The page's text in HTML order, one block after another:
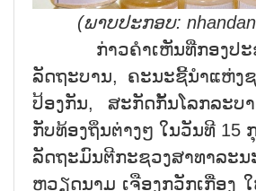
(ພາບປະກອບ:
ກ່າວຄຳເຫັນທີ່ກອງປະຊຸ
ລັດຖະບານ, ຄະນະຊີ້ນຳແຫ່ງ
ປ້ອງກັນ, ສະກັດກັ້ນໂລກລະບ
ກັບທ້ອງຖິ່ນຕ່າງໆ ໃນວັນທີ 15
ລັດຖະມົນຕີກະຊວງສາທາລະນ
ຫວຽດນາມ ເຈືອງກວັກເກື່ອງ